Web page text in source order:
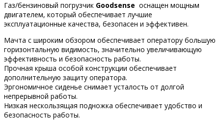
Газ/бензиновый погрузчик Goodsense оснащен мощным
двигателем, который обеспечивает лучшие
эксплуатационные качества, безопасен и эффективен.
Мачта с широким обзором обеспечивает оператору большую
горизонтальную видимость, значительно увеличивающую
эффективность и безопасность работы.
Прочная крыша особой конструкции обеспечивает
дополнительную защиту оператора.
Эргономичное сиденье снимает усталость от долгой
непрерывной работы.
Низкая нескользящая подножка обеспечивает удобство и
безопасность работы.